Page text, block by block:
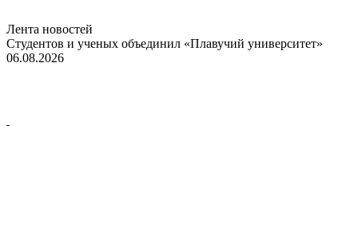
Лента новостей
Студентов и ученых объединил «Плавучий университет»
06.08.2026